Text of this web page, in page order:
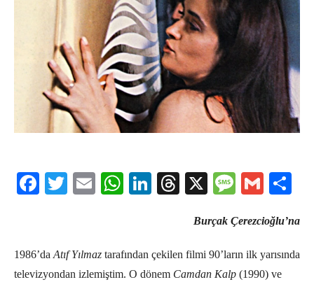
FacebookTwitterEmail WhatsAppLinkedInThreads
X Message
Gmail
Burçak Çerezcioğlu’na
1986’daAtıf Yılmaz tarafından çekilen filmi 90’ların ilk yarısında
televizyondan izlemiştim. O dönem Camdan Kalp (1990) ve